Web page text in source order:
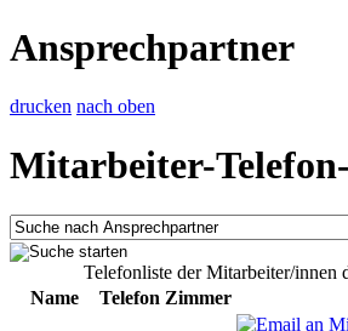
Ansprechpartner
drucken nach oben
Mitarbeiter-
Telefonliste der Mitarbeiter/innen
Name
Telefon Zimmer